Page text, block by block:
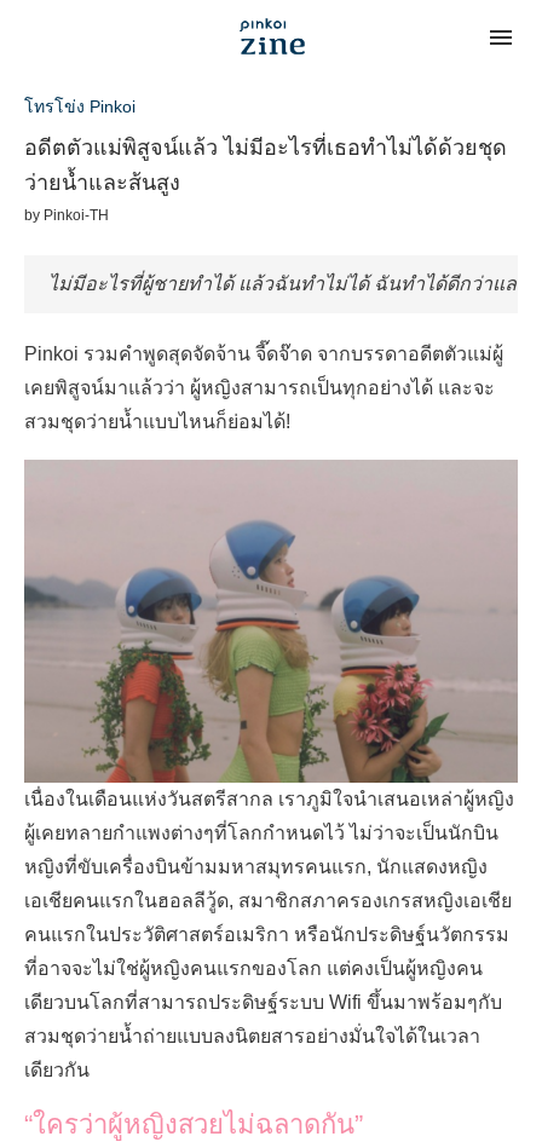
โทรโข่ง Pinkoi
อดีตตัวแม่พิสูจน์แล้ว ไม่มีอะไรที่เธอทำไม่ได้ด้วยชุด
ว่ายน้ำและส้นสูง
by Pinkoi-TH
ไม่มีอะไรที่ผู้ชายทำได้ แล้วฉันทำไม่ได้ ฉันทำได้ดีกว่าและ
Pinkoi รวมคำพูดสุดจัดจ้าน จี๊ดจ๊าด จากบรรดาอดีตตัวแม่ผู้
เคยพิสูจน์มาแล้วว่า ผู้หญิงสามารถเป็นทุกอย่างได้ และจะ
สวมชุดว่ายน้ำแบบไหนก็ย่อมได้!
เนื่องในเดือนแห่งวันสตรีสากล เราภูมิใจนำเสนอเหล่าผู้หญิง
ผู้เคยทลายกำแพงต่างๆที่โลกกำหนดไว้ ไม่ว่าจะเป็นนักบิน
หญิงที่ขับเครื่องบินข้ามมหาสมุทรคนแรก, นักแสดงหญิง
เอเชียคนแรกในฮอลลีวู้ด, สมาชิกสภาครองเกรสหญิงเอเชีย
คนแรกในประวัติศาสตร์อเมริกา หรือนักประดิษฐ์นวัตกรรม
ที่อาจจะไม่ใช่ผู้หญิงคนแรกของโลก แต่คงเป็นผู้หญิงคน
เดียวบนโลกที่สามารถประดิษฐ์ระบบ Wifi ขึ้นมาพร้อมๆกับ
สวมชุดว่ายน้ำถ่ายแบบลงนิตยสารอย่างมั่นใจได้ในเวลา
เดียวกัน
“ใครว่าผู้หญิงสวยไม่ฉลาดกัน”